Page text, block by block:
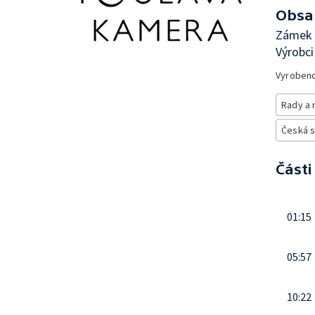
Rady a
Česká
01:15
05:57
10:22